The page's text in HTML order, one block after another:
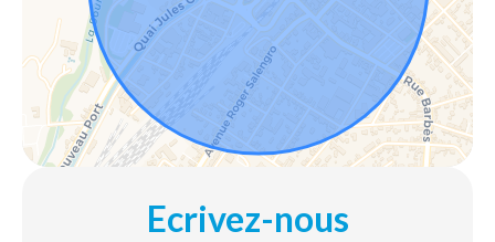
Ecrivez-nous